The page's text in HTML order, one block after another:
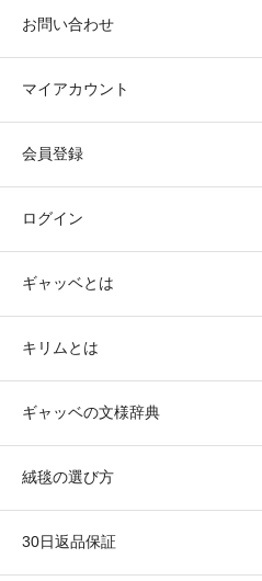
お問い合わせ
マイアカウント
会員登録
ログイン
ギャッベとは
キリムとは
ギャッベの文様辞典
絨毯の選び方
30日返品保証